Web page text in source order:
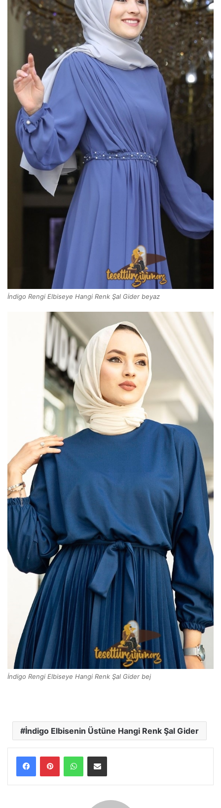
İndigo Rengi Elbiseye Hangi Renk Şal Gider beyaz
İndigo Rengi Elbiseye Hangi Renk Şal Gider bej
İndigo Elbisenin Üstüne Hangi Renk Şal Gider
WhatsAppE-Posta ile paylaş